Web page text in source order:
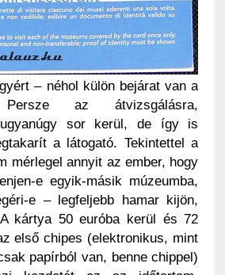
– néhol külön bejárat van a
Persze az átvizsgálásra,
ugyanúgy sor kerül, de így is
a látogató. Tekintettel a
mérlegel annyit az ember, hogy
e egyik-másik múzeumba,
e – legfeljebb hamar kijön,
kártya 50 euróba kerül és 72
első chipes (elektronikus, mint
papírból van, benne chippel)